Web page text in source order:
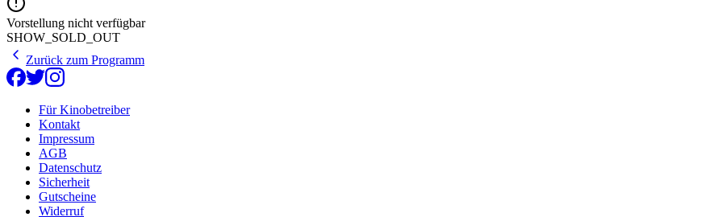
Vorstellung nicht verfügbar
SHOW_SOLD_OUT
Zurück zum Programm
Für Kinobetreiber
Kontakt
Impressum
AGB
Datenschutz
Sicherheit
Gutscheine
Widerruf